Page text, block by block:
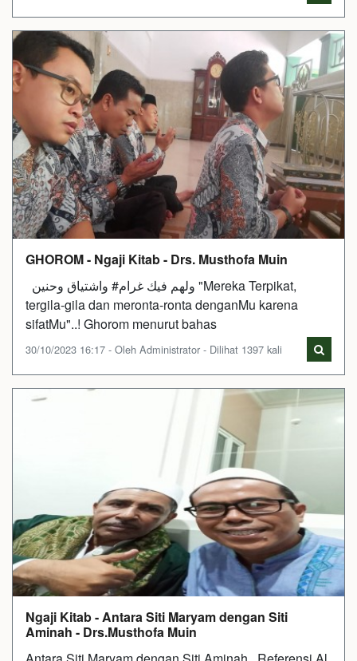
GHOROM - Ngaji Kitab - Drs. Musthofa Muin
tergila-gila dan meronta-ronta denganMu karena
sifatMu"..! Ghorom menurut bahas
30/10/2023 16:17 - Oleh Administrator - Dilihat 1397 kali
Ngaji Kitab - Antara Siti Maryam dengan Siti
Aminah - Drs.Musthofa Muin